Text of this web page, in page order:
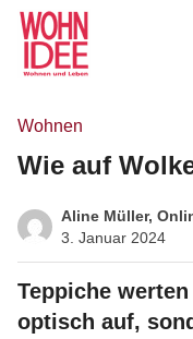
Wohnen
Wie auf
Aline Müller,
3. Januar 2024
Teppiche
optisch auf,